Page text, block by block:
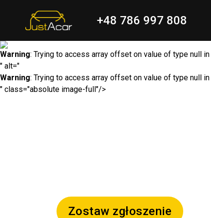
+48 786 997 808
Warning: Trying to access array offset on value of type null in
" alt="
Warning: Trying to access array offset on value of type null in
" class="absolute image-full"/>
Zostaw zgłoszenie